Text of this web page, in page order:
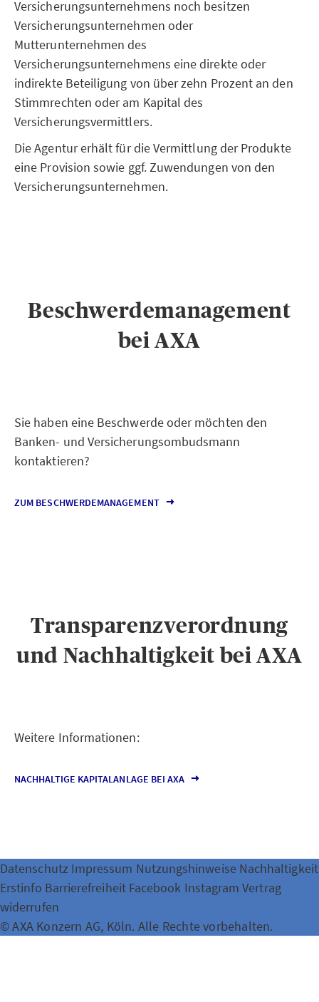
Versicherungsunternehmens noch besitzen
Versicherungsunternehmen oder
Mutterunternehmen des
Versicherungsunternehmens eine direkte oder
indirekte Beteiligung von über zehn Prozent an den
Stimmrechten oder am Kapital des
Versicherungsvermittlers.
Die Agentur erhält für die Vermittlung der Produkte
eine Provision sowie ggf. Zuwendungen von den
Versicherungsunternehmen.
Beschwerdemanagement
bei AXA
Sie haben eine Beschwerde oder möchten den
Banken- und Versicherungsombudsmann
kontaktieren?
ZUM BESCHWERDEMANAGEMENT
Transparenzverordnung
und Nachhaltigkeit bei AXA
Weitere Informationen:
NACHHALTIGE KAPITALANLAGE BEI AXA
Datenschutz Impressum Nutzungshinweise Nachhaltigkeit
Erstinfo Barrierefreiheit Facebook InstagramVertrag
widerrufen
© AXA Konzern AG, Köln. Alle Rechte vorbehalten.